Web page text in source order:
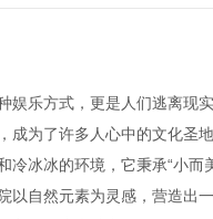
娱乐方式，更是人们逃离现
成为了许多人心中的文化圣
冷冰冰的环境，它秉承“小
以自然元素为灵感，营造出